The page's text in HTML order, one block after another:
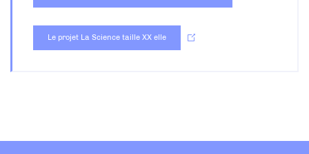
Le projet La Science taille XX elle